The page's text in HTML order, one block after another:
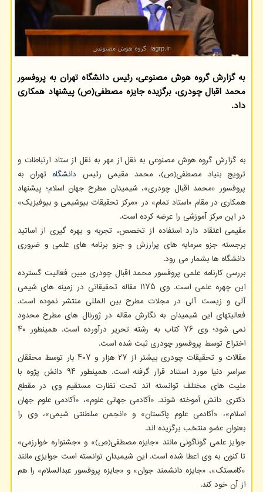
به گزارش گروه هوش مصنوعی، رئیس دانشگاه تهران به پروفسور
محمد اقبال چودری، برگزیده جایزه مصطفی(ص) پیشنهاد همکاری
داد.
به گزارش گروه هوش مصنوعی به نقل از مهر به نقل از ستاد ارتباطات و
ترویج بنیاد مصطفی(ص)، محمد مقیمی رئیس دانشگاه تهران به
پروفسور «محمد اقبال چودری»، شیمیدان مطرح جهان اسلام؛ پیشنهاد
همکاری در مقام «استاد تمام» در «مرکز تحقیقات بیوشیمی و بیوفیزیک»
در این مرکز آموزشی را عرضه کرده است.
مقیمی اعتقاد دارد استفاده از تخصص، تجربه و بهره گیری از اساتید
برجسته جزو سرمایه های پرارزش و جزو برنامه های علمی و ضروری
دانشگاه ها بشمار می رود.
بررسی کارنامه علمی پروفسور محمد اقبال چودری مبین فعالیت گسترده
این چهره علمی است. وی ۱۱۷۵ مقاله تحقیقاتی در زمینه های شیمی
آلی و زیست آلی در مجلات مطرح بین المللی منتشر نموده است.
فعالیتهای این شیمیدان به نگارش مقاله در ژورنال های مطرح محدود
نمی شود؛ وی ۷۶ کتاب به رشته تحریر درآورده است. همینطور ۴۰
اختراع توسط پروفسور چودری ثبت شده است.
مقالات و تحقیقات چودری بیشتر از ۲۷ هزار و ۴۰۷ بار توسط محققان
سراسر دنیا مورد استناد قرار گرفته است. همینطور ۹۴ دانش پژوه با
ملیت های مختلف توانسته اند تحت نظارت مستقیم وی در مقطع
دکتری دانش آموخته شوند. «آکادمی جهانی علوم»، «آکادمی علوم جهان
اسلام»، «آکادمی علوم پاکستان» و «انجمن سلطنتی شیمی»، وی را
بعنوان عضو منتخب برگزیده اند.
جوایز علمی گوناگونی مانند «جایزه مصطفی(ص)» و «جشنواره خوارزمی»
تا کنون به وی اعطا شده است. این شیمیدان توانسته است جوایزی مانند
«کامستک»، «جایزه دانشمند جوان» و «جایزه پروفسور عبدالسلام» را هم
از آن خود کند.